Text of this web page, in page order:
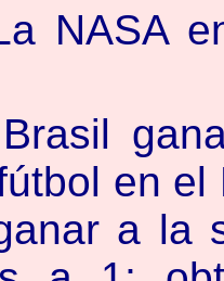
NASA
en el
a la